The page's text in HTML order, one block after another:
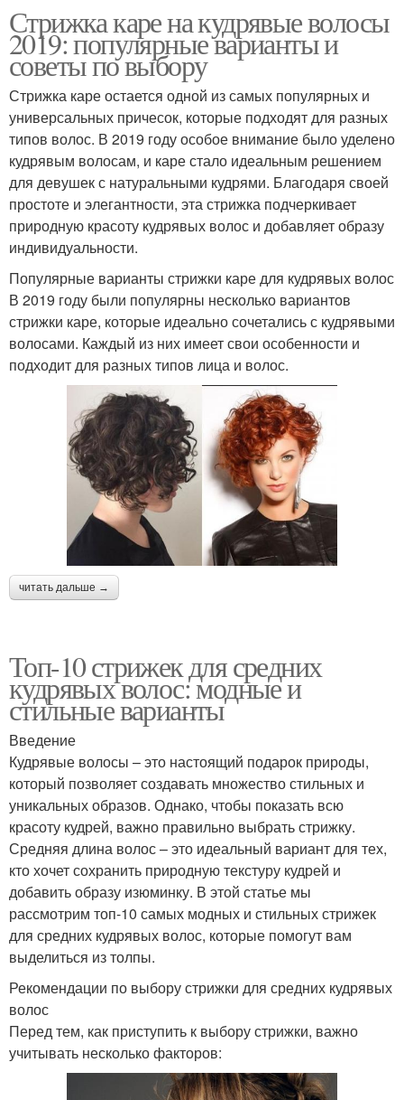
Стрижка каре на кудрявые волосы
2019: популярные варианты и
советы по выбору
Стрижка каре остается одной из самых популярных и
универсальных причесок, которые подходят для разных
типов волос. В 2019 году особое внимание было уделено
кудрявым волосам, и каре стало идеальным решением
для девушек с натуральными кудрями. Благодаря своей
простоте и элегантности, эта стрижка подчеркивает
природную красоту кудрявых волос и добавляет образу
индивидуальности.
Популярные варианты стрижки каре для кудрявых волос
В 2019 году были популярны несколько вариантов
стрижки каре, которые идеально сочетались с кудрявыми
волосами. Каждый из них имеет свои особенности и
подходит для разных типов лица и волос.
читать дальше →
Топ-10 стрижек для средних
кудрявых волос: модные и
стильные варианты
Введение
Кудрявые волосы – это настоящий подарок природы,
который позволяет создавать множество стильных и
уникальных образов. Однако, чтобы показать всю
красоту кудрей, важно правильно выбрать стрижку.
Средняя длина волос – это идеальный вариант для тех,
кто хочет сохранить природную текстуру кудрей и
добавить образу изюминку. В этой статье мы
рассмотрим топ-10 самых модных и стильных стрижек
для средних кудрявых волос, которые помогут вам
выделиться из толпы.
Рекомендации по выбору стрижки для средних кудрявых
волос
Перед тем, как приступить к выбору стрижки, важно
учитывать несколько факторов: